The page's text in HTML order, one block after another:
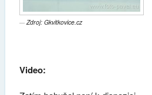
Zdroj: Gkvitkovice.cz
Video: